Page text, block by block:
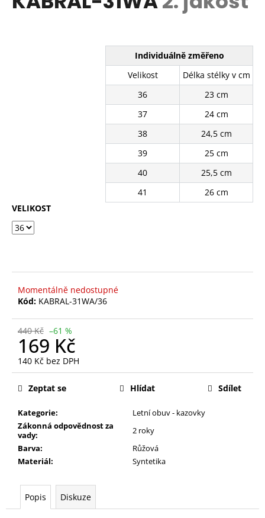
Individuálně změřeno
Velikost
Délka stélky v cm
36
23 cm
37
24 cm
38
24,5 cm
39
25 cm
40
25,5 cm
41
26 cm
VELIKOST
Momentálně nedostupné
Kód: KABRAL-31WA/36
440 Kč –61 %
169 Kč
140 Kč bez DPH
Měrná
Kategorie:
Letní obuv - kazovky
Zákonná odpovědnost za
vady:
2 roky
Barva:
Růžová
Materiál:
Syntetika
Zeptat se Hlídat Sdílet
Popis Diskuze